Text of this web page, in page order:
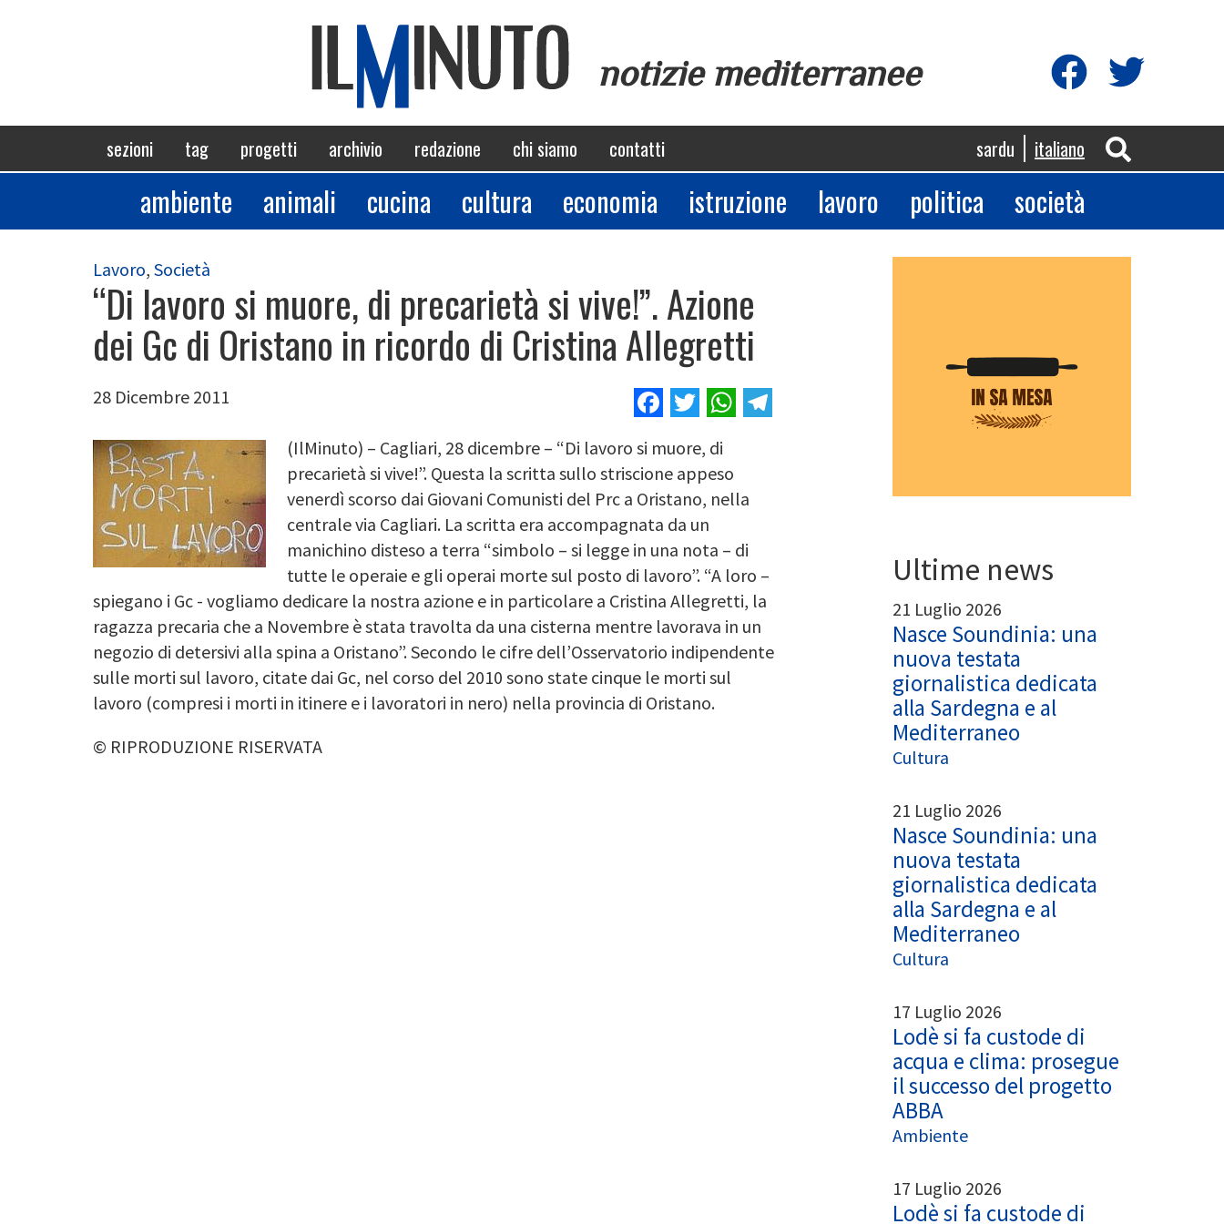
notizie mediterranee
Navigazione
principale
sezioni tag progetti archivio redazione chi siamo contatti sardu italiano
Sezioni
ambiente animali cucina cultura economia istruzione lavoro politica società
Lavoro, Società
“Di lavoro si muore, di precarietà si vive!”. Azione
dei Gc di Oristano in ricordo di Cristina Allegretti
28 Dicembre 2011 Facebook
TwitterWhatsApp
Image
(IlMinuto) – Cagliari, 28 dicembre – “Di lavoro si muore, di
precarietà si vive!”. Questa la scritta sullo striscione appeso
venerdì scorso dai Giovani Comunisti del Prc a Oristano, nella
centrale via Cagliari. La scritta era accompagnata da un
manichino disteso a terra “simbolo – si legge in una nota – di
tutte le operaie e gli operai morte sul posto di lavoro”. “A loro –
spiegano i Gc - vogliamo dedicare la nostra azione e in particolare a Cristina Allegretti, la
ragazza precaria che a Novembre è stata travolta da una cisterna mentre lavorava in un
negozio di detersivi alla spina a Oristano”. Secondo le cifre dell’Osservatorio indipendente
sulle morti sul lavoro, citate dai Gc, nel corso del 2010 sono state cinque le morti sul
lavoro (compresi i morti in itinere e i lavoratori in nero) nella provincia di Oristano.
© RIPRODUZIONE RISERVATA
Ultime news
21 Luglio 2026
Nasce Soundinia: una
nuova testata
giornalistica dedicata
alla Sardegna e al
Mediterraneo
Cultura
21 Luglio 2026
Nasce Soundinia: una
nuova testata
giornalistica dedicata
alla Sardegna e al
Mediterraneo
Cultura
17 Luglio 2026
Lodè si fa custode di
acqua e clima: prosegue
il successo del progetto
ABBA
Ambiente
17 Luglio 2026
Lodè si fa custode di